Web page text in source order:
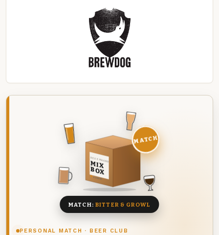
PERSONAL MATCH · BEER CLUB
DEZE MAAND
MIX
BOX
8 BIEREN
MATCH
MATCH: BITTER & GROWL